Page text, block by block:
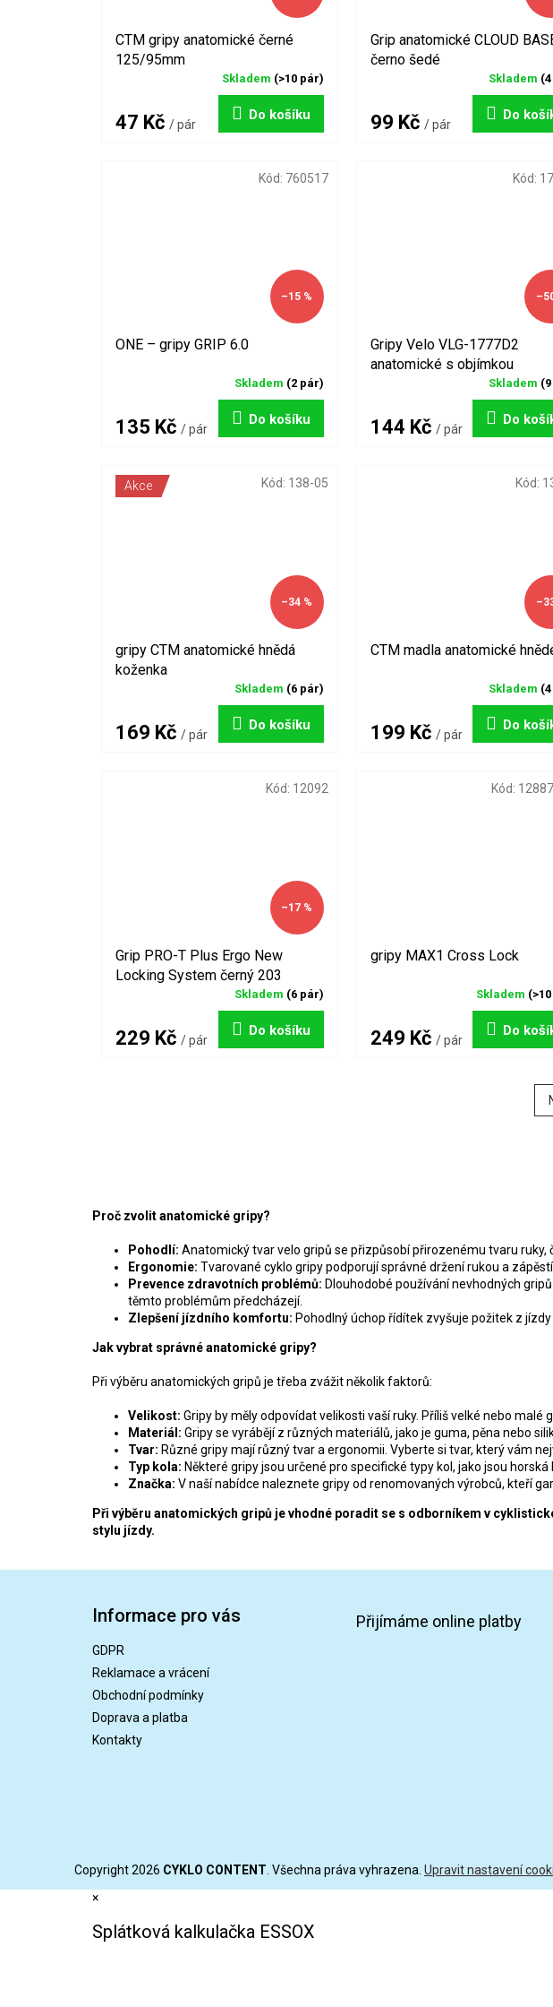
CTM gripy anatomické černé
125/95mm
Skladem (>10 pár)
47 Kč / pár
Do košíku
Grip anatomické CLOUD
černo šedé
Skladem
99 Kč / pár
Do
–15 %
ONE – gripy GRIP 6.0
Skladem (2 pár)
135 Kč / pár
Do košíku
Kód: 760517
Gripy Velo VLG-1777D2
anatomické s objímkou
Skladem
144 Kč / pár
Do
Kód:
Akce
–34 %
gripy CTM anatomické hnědá
koženka
Skladem (6 pár)
169 Kč / pár
Do košíku
Kód: 138-05
CTM madla anatomické
Skladem
199 Kč / pár
Do
Kód:
–17 %
Grip PRO-T Plus Ergo New
Locking System černý 203
Skladem (6 pár)
229 Kč / pár
Do košíku
Kód: 12092
gripy MAX1 Cross Lock
Skladem
249 Kč / pár
Do
Kód:
Proč zvolit anatomické gripy?
Pohodlí: Anatomický tvar velo gripů se přizpůsobí přirozenému tvaru ruky,
Ergonomie: Tvarované cyklo gripy podporují správné držení rukou a
Prevence zdravotních problémů: Dlouhodobé používání nevhodných
těmto problémům předcházejí.
Zlepšení jízdního komfortu: Pohodlný úchop řídítek zvyšuje požitek z
Jak vybrat správné anatomické gripy?
Při výběru anatomických gripů je třeba zvážit několik faktorů:
Velikost: Gripy by měly odpovídat velikosti vaší ruky. Příliš velké nebo malé
Materiál: Gripy se vyrábějí z různých materiálů, jako je guma, pěna nebo
Tvar: Různé gripy mají různý tvar a ergonomii. Vyberte si tvar, který vám
Typ kola: Některé gripy jsou určené pro specifické typy kol, jako jsou horská
Značka: V naší nabídce naleznete gripy od renomovaných výrobců, kteří
Při výběru anatomických gripů je vhodné poradit se s odborníkem v
stylu jízdy.
Informace pro vás
GDPR
Reklamace a vrácení
Obchodní podmínky
Doprava a platba
Kontakty
Přijímáme online platby
Copyright 2026 CYKLO CONTENT . Všechna práva vyhrazena. Upravit nastavení
×
Splátková kalkulačka ESSOX